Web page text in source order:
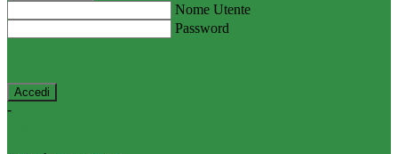
Nome Utente
Password
-